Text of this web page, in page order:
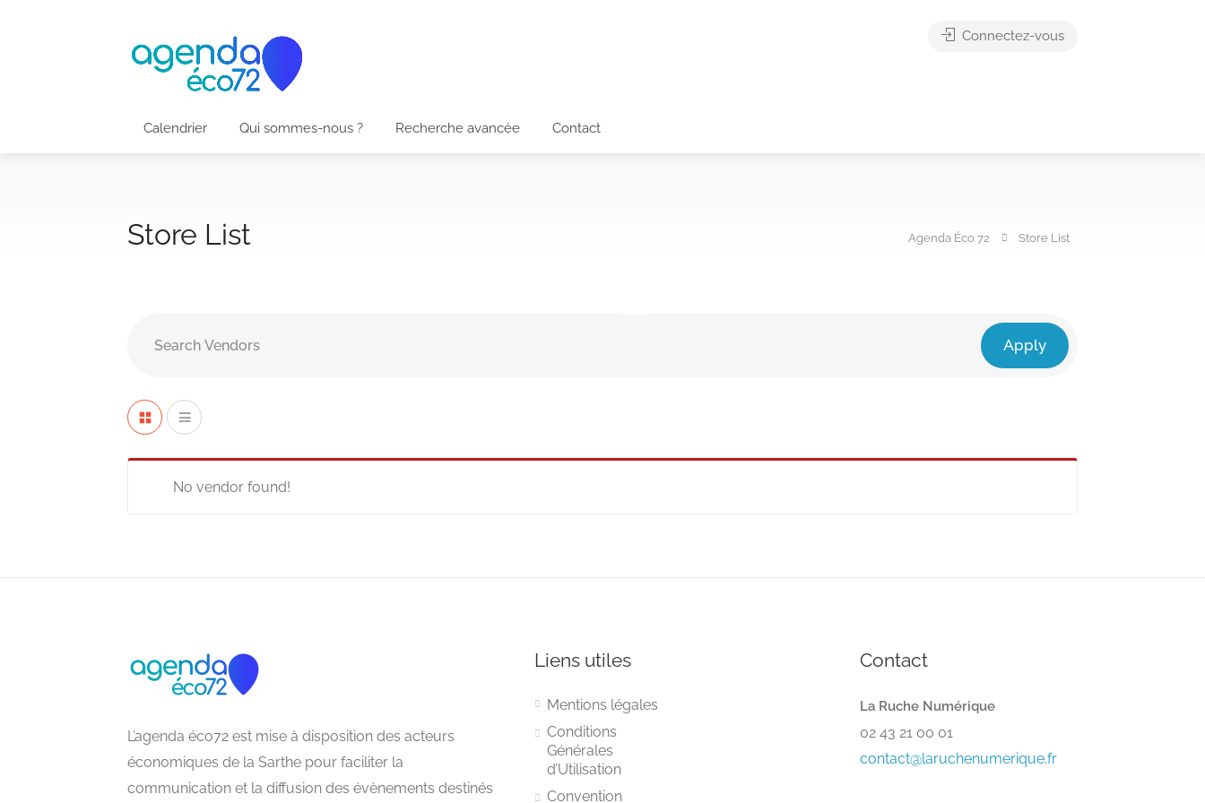
Calendrier Qui sommes-nous ? Recherche avancée Contact
Connectez-vous
Store List Agenda Éco 72 Store List
Apply
No vendor found!
L’agenda éco72 est mise à disposition des acteurs
économiques de la Sarthe pour faciliter la
communication et la diffusion des évènements destinés
Liens utiles
Mentions légales
Conditions
Générales
d’Utilisation
Convention
Contact
La Ruche Numérique
02 43 21 00 01
contact@laruchenumerique.fr